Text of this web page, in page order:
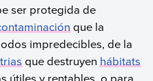
ser protegida de
que la
impredecibles, de la
que destruyenhábitats
útiles y rentables, o para